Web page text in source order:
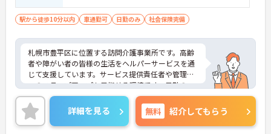
駅から徒歩10分以内 車通勤可 日勤のみ 社会保険完備
札幌市豊平区に位置する訪問介護事業所です。高齢
者や障がい者の皆様の生活をヘルパーサービスを通
じて支援しています。サービス提供責任者や管理者
へのステップアップも目指せる環境です。日勤の
み、土日がお休みですのでワークライフバランスも
実現しやすいです。ご興味ある方には、面接対策ポ
イントなど、さらに詳細をお話しいたしますのでお
気軽にご相談ください！
詳細を見る 無料 紹介してもらう